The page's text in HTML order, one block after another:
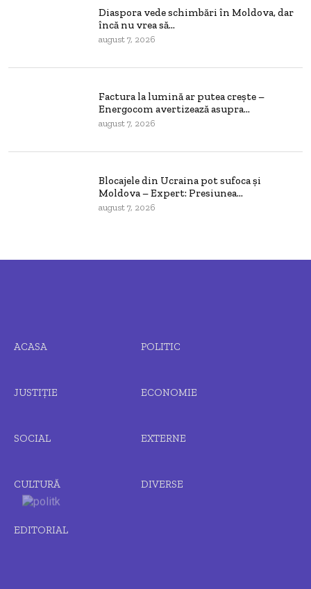
Diaspora vede schimbări în Moldova, dar
încă nu vrea să...
august 7, 2026
Factura la lumină ar putea crește –
Energocom avertizează asupra...
august 7, 2026
Blocajele din Ucraina pot sufoca și
Moldova – Expert: Presiunea...
august 7, 2026
ACASA POLITIC
JUSTIȚIE ECONOMIE
SOCIAL EXTERNE
CULTURĂ DIVERSE
EDITORIAL